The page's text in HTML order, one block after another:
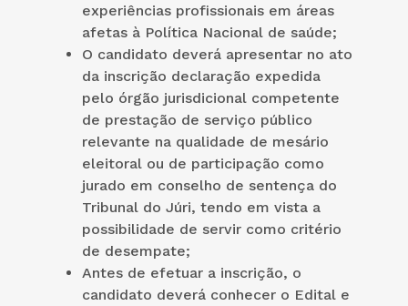
experiências profissionais em áreas
afetas à Política Nacional de saúde;
O candidato deverá apresentar no ato
da inscrição declaração expedida
pelo órgão jurisdicional competente
de prestação de serviço público
relevante na qualidade de mesário
eleitoral ou de participação como
jurado em conselho de sentença do
Tribunal do Júri, tendo em vista a
possibilidade de servir como critério
de desempate;
Antes de efetuar a inscrição, o
candidato deverá conhecer o Edital e